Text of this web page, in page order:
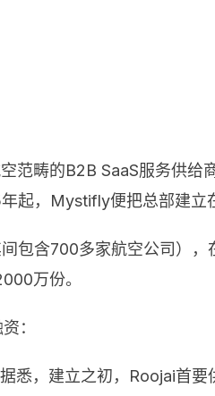
畴的B2B SaaS服务供给
起，Mystifly便把总部建立
含700多家航空公司）
万份。
：
，建立之初，Roojai首